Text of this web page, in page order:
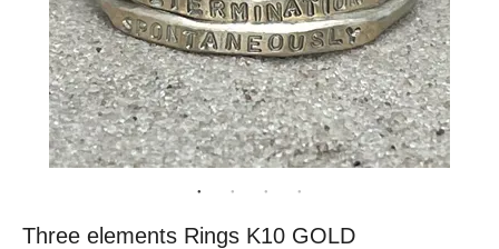
Three elements Rings K10 GOLD